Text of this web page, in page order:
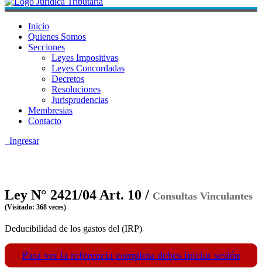
Inicio
Quienes Somos
Secciones
Leyes Impositivas
Leyes Concordadas
Decretos
Resoluciones
Jurisprudencias
Membresias
Contacto
Ingresar
Ley N° 2421/04 Art. 10 / Consultas Vinculantes
(Visitado: 368 veces)
Deducibilidad de los gastos del (IRP)
Para ver la referencia completa debes iniciar sesión